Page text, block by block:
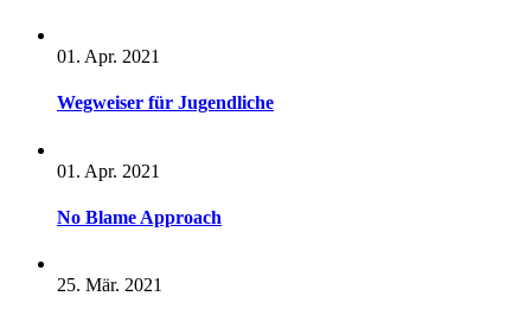
01. Apr. 2021
Wegweiser für Jugendliche
01. Apr. 2021
No Blame Approach
25. Mär. 2021